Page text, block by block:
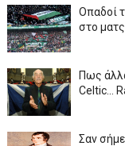
Οπαδοί
στο
Πως
Celtic...
Σαν